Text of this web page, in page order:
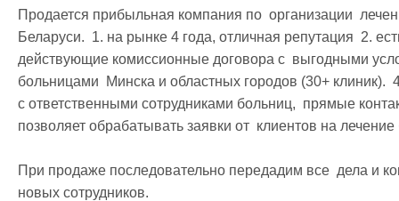
Продается прибыльная компания по  организации
Беларуси.  1. на рынке 4 года, отличная репутация  2.
действующие комиссионные договора с  выгодными
больницами  Минска и областных городов (30+ клиник).
с ответственными сотрудниками больниц,  прямые
позволяет обрабатывать заявки от  клиентов на
При продаже последовательно передадим все  дела и
новых сотрудников.